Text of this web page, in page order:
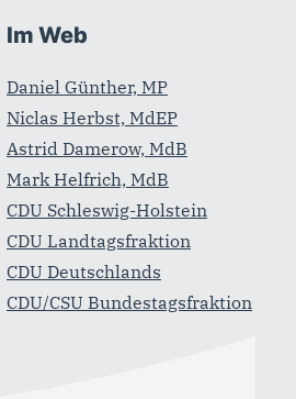
Im Web
Daniel Günther, MP
Niclas Herbst, MdEP
Astrid Damerow, MdB
Mark Helfrich, MdB
CDU Schleswig-Holstein
CDU Landtagsfraktion
CDU Deutschlands
CDU/CSU Bundestagsfraktion